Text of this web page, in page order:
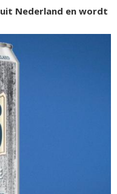
uit Nederland en wordt